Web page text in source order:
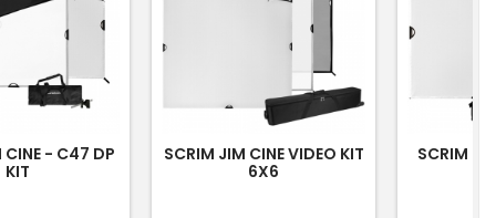
CINE - C47 DP
KIT
SCRIM JIM CINE VIDEO KIT
6X6
SCRIM